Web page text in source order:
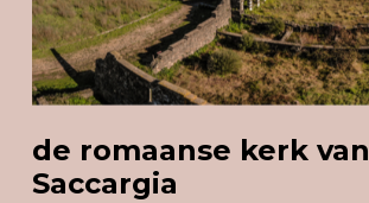
de romaanse kerk van
Saccargia